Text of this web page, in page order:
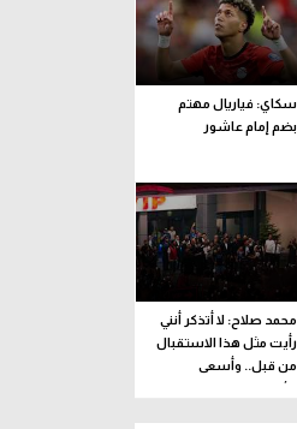
سكاي: فياريال مهتم
بضم إمام عاشور
محمد صلاح: لا أتذكر أنني
رأيت مثل هذا الاستقبال
من قبل.. وأسعى
للألقاب مع الفريق